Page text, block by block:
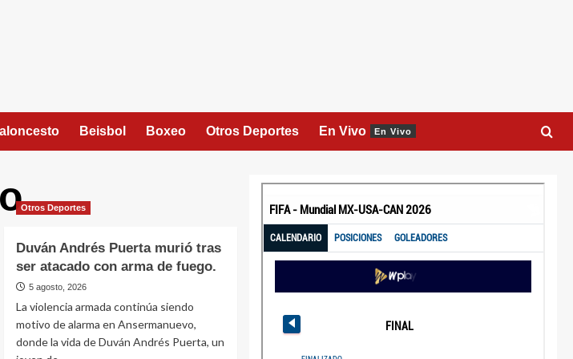
Beisbol Boxeo Otros Deportes En Vivo En Vivo
Otros Deportes
Duván Andrés Puerta murió tras
ser atacado con arma de fuego.
5 agosto, 2026
La violencia armada continúa siendo
motivo de alarma en Ansermanuevo,
donde la vida de Duván Andrés Puerta, un